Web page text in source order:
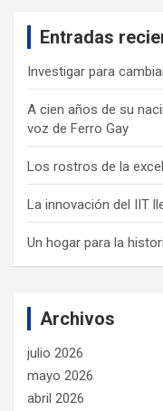
Entradas
Investigar para
A cien años de su
voz de Ferro Gay
Los rostros de la
La innovación del IIT
Un hogar para la
Archivos
julio 2026
mayo 2026
abril 2026